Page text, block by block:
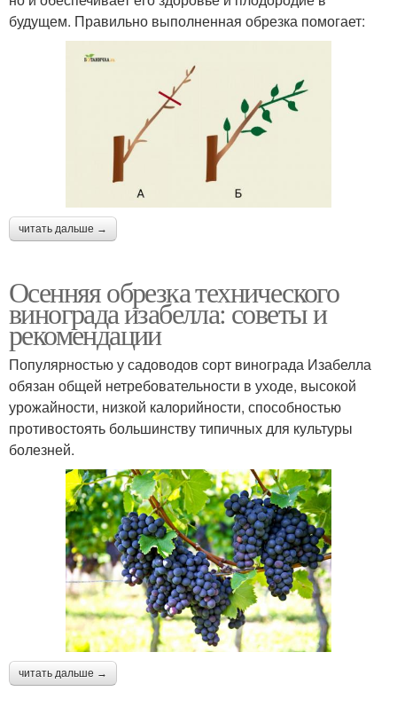
будущем. Правильно выполненная обрезка помогает:
читать дальше →
Осенняя обрезка технического
винограда изабелла: советы и
рекомендации
Популярностью у садоводов сорт винограда Изабелла
обязан общей нетребовательности в уходе, высокой
урожайности, низкой калорийности, способностью
противостоять большинству типичных для культуры
болезней.
читать дальше →